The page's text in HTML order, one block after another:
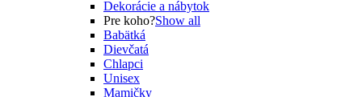
Dekorácie a nábytok
Pre koho?Show all
Babätká
Dievčatá
Chlapci
Unisex
Mamičky